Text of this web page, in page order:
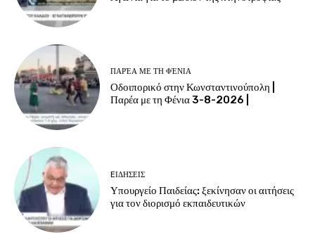
ΠΑΡΈΑ ΜΕ ΤΗ ΦΈΝΙΑ
Οδοιπορικό στην Κωνσταντινούπολη |
Παρέα με τη Φένια 3-8-2026 |
EΙΔΗΣΕΙΣ
Υπουργείο Παιδείας: ξεκίνησαν οι αιτήσεις
για τον διορισμό εκπαιδευτικών